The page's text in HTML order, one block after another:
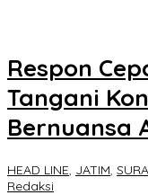
Respon
Tangani
Bernuansa
HEAD LINE, JATIM,
Redaksi